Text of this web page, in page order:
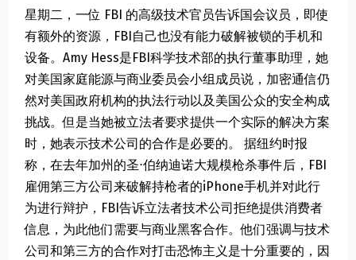
星期二，一位 FBI 的高级技术官员告诉国会议员，即使
有额外的资源，FBI自己也没有能力破解被锁的手机和
设备。Amy Hess是FBI科学技术部的执行董事助理，她
对美国家庭能源与商业委员会小组成员说，加密通信仍
然对美国政府机构的执法行动以及美国公众的安全构成
挑战。但是当她被立法者要求提供一个实际的解决方案
时，她表示技术公司的合作是必要的。 据纽约时报
称，在去年加州的圣⋅伯纳迪诺大规模枪杀事件后，FBI
雇佣第三方公司来破解持枪者的iPhone手机并对此行
为进行辩护，FBI告诉立法者技术公司拒绝提供消费者
信息，为此他们需要与商业黑客合作。他们强调与技术
公司和第三方的合作对打击恐怖主义是十分重要的，因